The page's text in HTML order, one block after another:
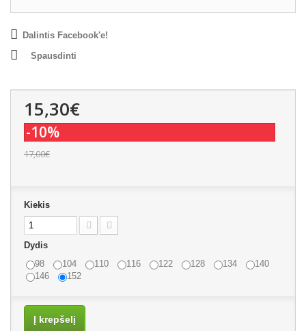
Dalintis Facebook'e!
Spausdinti
15,30€
-10%
17,00€
Kiekis
Dydis
98
104 110 116 122 128 134
140
146
152
Į krepšelį